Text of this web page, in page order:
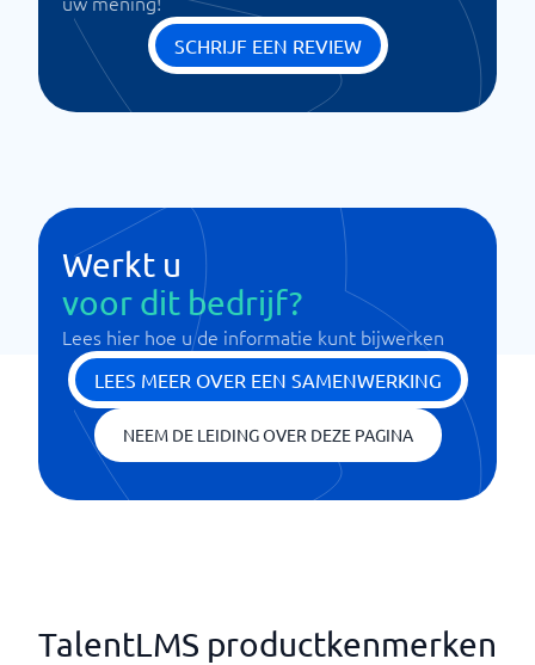
SCHRIJF EEN REVIEW
Werkt u
voor dit bedrijf?
Lees hier hoe u de informatie kunt bijwerken
LEES MEER OVER EEN SAMENWERKING
NEEM DE LEIDING OVER DEZE PAGINA
TalentLMS productkenmerken